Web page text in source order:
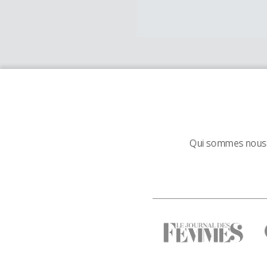
Qui sommes nous